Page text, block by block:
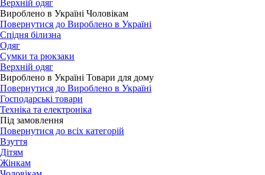
Верхній одяг
Вироблено в Україні Чоловікам
Повернутися до Вироблено в Україні
Спідня білизна
Одяг
Сумки та рюкзаки
Верхній одяг
Вироблено в Україні Товари для дому
Повернутися до Вироблено в Україні
Господарські товари
Техніка та електроніка
Під замовлення
Повернутися до всіх категорій
Взуття
Дітям
Жінкам